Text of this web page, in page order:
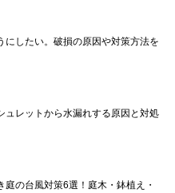
にしたい。破損の原因や対策方法を
ュレットから水漏れする原因と対処
庭の台風対策6選！庭木・鉢植え・